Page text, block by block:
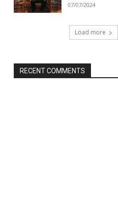
07/07/2024
Load more
RECENT COMMENTS